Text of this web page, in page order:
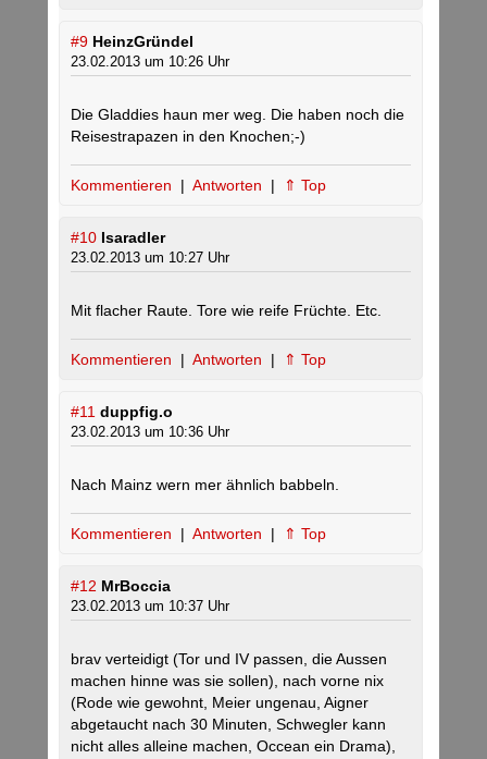
#9 HeinzGründel
23.02.2013 um 10:26 Uhr
Die Gladdies haun mer weg. Die haben noch die
Reisestrapazen in den Knochen;-)
Kommentieren | Antworten | ⇑ Top
#10 Isaradler
23.02.2013 um 10:27 Uhr
Mit flacher Raute. Tore wie reife Früchte. Etc.
Kommentieren | Antworten | ⇑ Top
#11 duppfig.o
23.02.2013 um 10:36 Uhr
Nach Mainz wern mer ähnlich babbeln.
Kommentieren | Antworten | ⇑ Top
#12 MrBoccia
23.02.2013 um 10:37 Uhr
brav verteidigt (Tor und IV passen, die Aussen
machen hinne was sie sollen), nach vorne nix
(Rode wie gewohnt, Meier ungenau, Aigner
abgetaucht nach 30 Minuten, Schwegler kann
nicht alles alleine machen, Occean ein Drama),